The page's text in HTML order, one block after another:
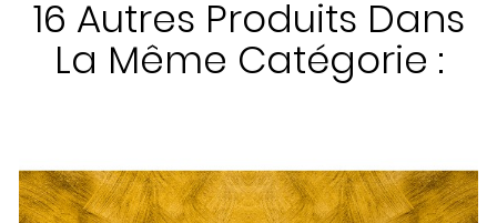
16 Autres Produits Dans
La Même Catégorie :